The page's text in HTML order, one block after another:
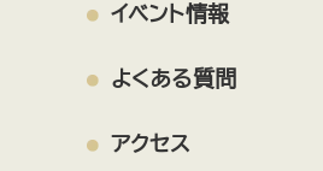
イベント情報
よくある質問
アクセス